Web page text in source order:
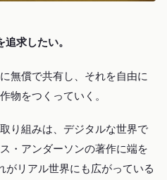
求したい。
無償で共有し、それを自由に
物をつくっていく。
り組みは、デジタルな世界で
・アンダーソンの著作に端を
リアル世界にも広がっている